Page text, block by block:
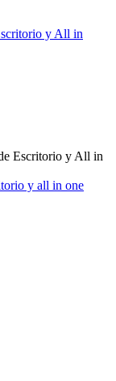
y All in
Escritorio y All in
y all in one